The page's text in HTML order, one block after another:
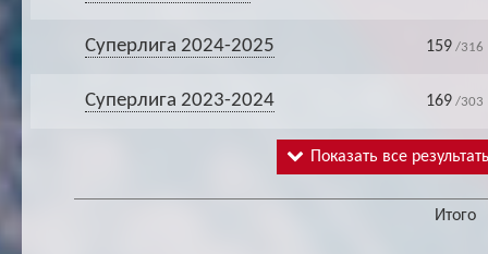
Суперлига 2024-2025 159 /316
Суперлига 2023-2024 169 /303
Показать все
Итого